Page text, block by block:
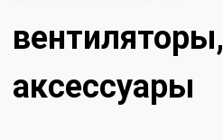
вентиляторы,
аксессуары